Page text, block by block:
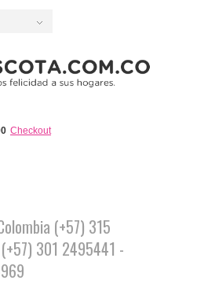
Checkout
(+57) 315
301 2495441 -